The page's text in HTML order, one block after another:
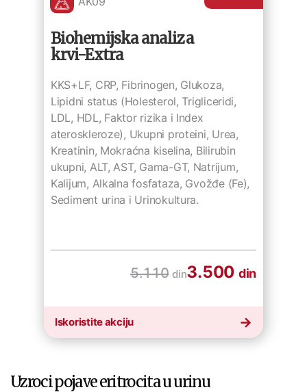
Biohemijska analiza
krvi-Extra
KKS+LF, CRP, Fibrinogen, Glukoza,
Lipidni status (Holesterol, Trigliceridi,
LDL, HDL, Faktor rizika i Index
ateroskleroze), Ukupni proteini, Urea,
Kreatinin, Mokraćna kiselina, Bilirubin
ukupni, ALT, AST, Gama-GT, Natrijum,
Kalijum, Alkalna fosfataza, Gvožđe (Fe),
Sediment urina i Urinokultura.
5.110 din3.500 din
Iskoristite akciju
Uzroci pojave eritrocita u urinu